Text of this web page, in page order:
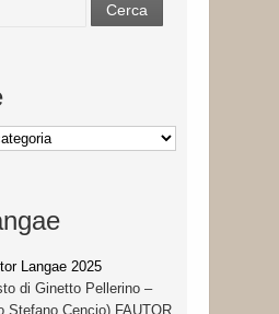
Cerca
Langae 2025
di Ginetto Pellerino –
Stefano Cencio) FAUTOR